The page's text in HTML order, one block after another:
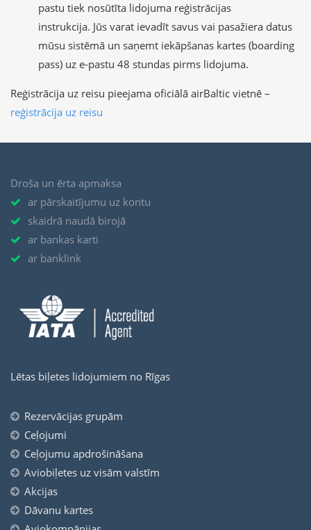
pastu tiek nosūtīta lidojuma reģistrācijas
instrukcija. Jūs varat ievadīt savus vai pasažiera datus
mūsu sistēmā un saņemt iekāpšanas kartes (boarding
pass) uz e-pastu 48 stundas pirms lidojuma.
Reģistrācija uz reisu pieejama oficiālā airBaltic vietnē –
reģistrācija uz reisu
Droša un ērta apmaksa
ar pārskaitījumu uz kontu
skaidrā naudā birojā
ar bankas karti
ar banklink
Lētas biļetes lidojumiem no Rīgas
Rezervācijas grupām
Ceļojumi
Ceļojumu apdrošināšana
Aviobiļetes uz visām valstīm
Akcijas
Dāvanu kartes